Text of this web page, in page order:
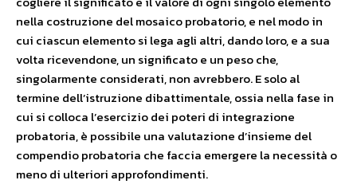
nella costruzione del mosaico probatorio, e nel modo in
cui ciascun elemento si lega agli altri, dando loro, e a sua
volta ricevendone, un significato e un peso che,
singolarmente considerati, non avrebbero. E solo al
termine dell’istruzione dibattimentale, ossia nella fase in
cui si colloca l’esercizio dei poteri di integrazione
probatoria, è possibile una valutazione d’insieme del
compendio probatoria che faccia emergere la necessità o
meno di ulteriori approfondimenti.